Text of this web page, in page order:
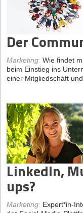
Der
Marketing: Wie findet
beim Einstieg ins
einer Mitgliedschaft
LinkedIn,
ups?
Marketing: Expert*in-